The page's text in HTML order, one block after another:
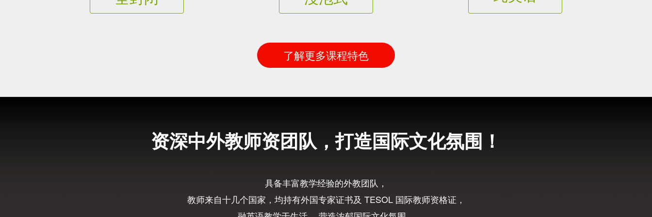
了解更多课程特色
资深中外教师资团队，打造国际文化氛围！
具备丰富教学经验的外教团队，
教师来自十几个国家，均持有外国专家证书及 TESOL 国际教师资格证，